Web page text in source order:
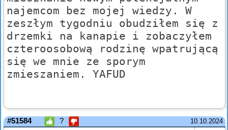
najemcom bez mojej wiedzy. W
zeszłym tygodniu obudziłem się z
drzemki na kanapie i zobaczyłem
czteroosobową rodzinę wpatrującą
się we mnie ze sporym
zmieszaniem. YAFUD
10.10.2024
#51584 ?